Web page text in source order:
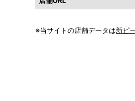
※当サイトの店舗データは新ピ